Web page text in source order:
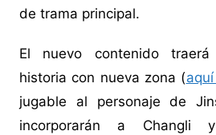
de trama principal.
El nuevo contenido
historia con nueva zona (
jugable al personaje de
incorporarán a